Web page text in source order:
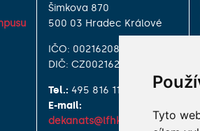
Tyto
Šimkova 870
500 03 Hradec Králové
IČO: 00216208
DIČ: CZ00216208
Tel.: 495 816 111
E-mail:
dekanats@lfhk.cuni.cz